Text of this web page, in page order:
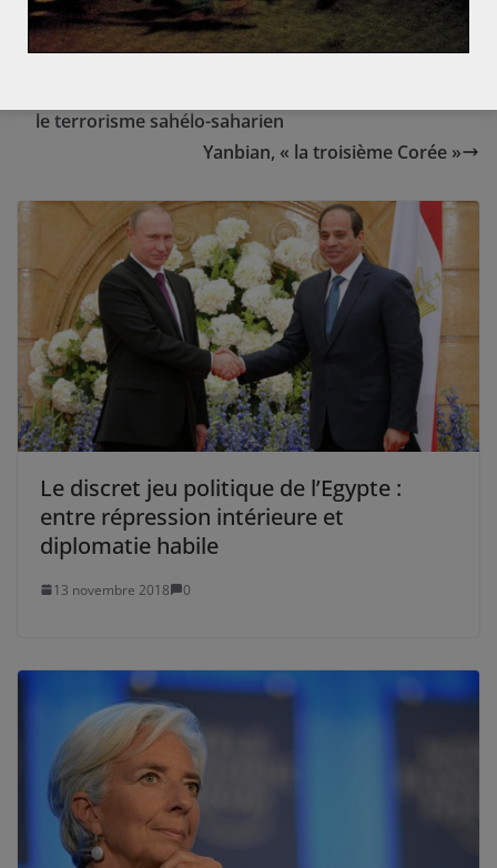
le terrorisme sahélo-saharien
Yanbian, « la troisième Corée »
Le discret jeu politique de l’Egypte :
entre répression intérieure et
diplomatie habile
13 novembre 2018 0